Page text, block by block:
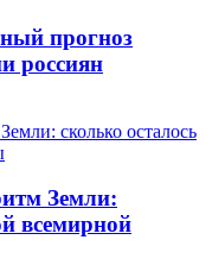
прогноз
россиян
Земли:
всемирной